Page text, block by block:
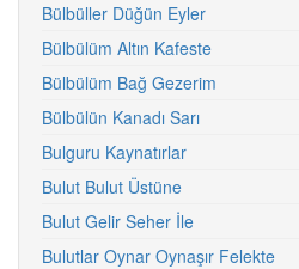
Bülbüller Düğün Eyler
Bülbülüm Altın Kafeste
Bülbülüm Bağ Gezerim
Bülbülün Kanadı Sarı
Bulguru Kaynatırlar
Bulut Bulut Üstüne
Bulut Gelir Seher İle
Bulutlar Oynar Oynaşır Felekte